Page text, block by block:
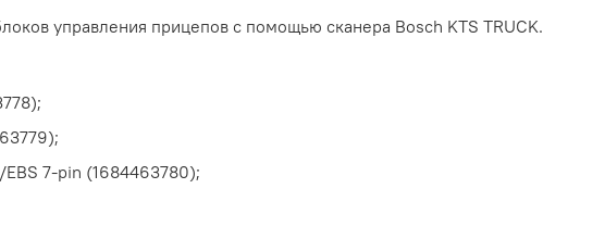
управления прицепов с помощью сканера Bosch KTS TRUCK.
7-pin (1684463780);